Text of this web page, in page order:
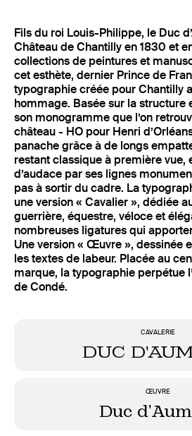
Fils du roi Louis-Philippe, le Duc
Château de Chantilly en 1830 et
collections de peintures et
cet esthète, dernier Prince de
typographie créée pour Chantilly
hommage. Basée sur la structure
son monogramme que l’on
château - HO pour Henri
panache grâce à de longs
restant classique à première vue,
d’audace par ses lignes
pas à sortir du cadre. La
une version « Cavalier », dédiée
guerrière, équestre, véloce et
nombreuses ligatures qui
Une version « Œuvre », dessinée
les textes de labeur. Placée au
marque, la typographie perpétue
de Condé.
CAVALERIE
Duc
ŒUVRE
Duc